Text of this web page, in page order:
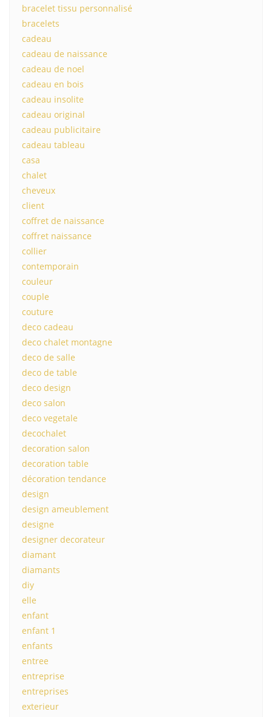
bracelet tissu personnalisé
bracelets
cadeau
cadeau de naissance
cadeau de noel
cadeau en bois
cadeau insolite
cadeau original
cadeau publicitaire
cadeau tableau
casa
chalet
cheveux
client
coffret de naissance
coffret naissance
collier
contemporain
couleur
couple
couture
deco cadeau
deco chalet montagne
deco de salle
deco de table
deco design
deco salon
deco vegetale
decochalet
decoration salon
decoration table
décoration tendance
design
design ameublement
designe
designer decorateur
diamant
diamants
diy
elle
enfant
enfant 1
enfants
entree
entreprise
entreprises
exterieur